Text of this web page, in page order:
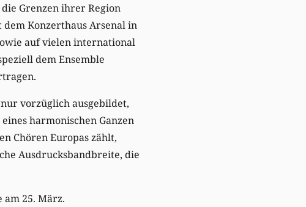
Grenzen ihrer Region
Konzerthaus Arsenal in
auf vielen international
dem Ensemble
vorzüglich ausgebildet,
harmonischen Ganzen
Chören Europas zählt,
Ausdrucksbandbreite, die
25. März.